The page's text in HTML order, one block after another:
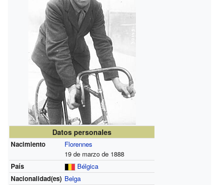
Datos personales
Nacimiento
Florennes
19 de marzo de 1888
País
Bélgica
Nacionalidad(es) Belga